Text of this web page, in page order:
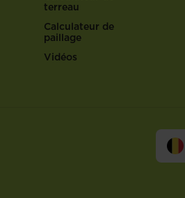
terreau
Calculateur de
paillage
Vidéos